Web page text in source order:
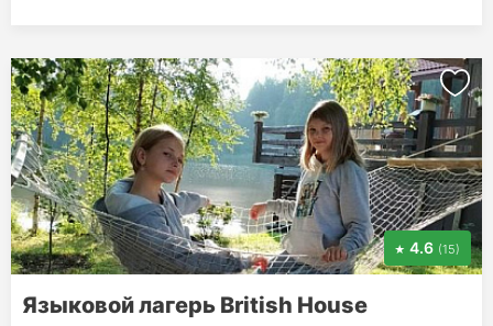
4.6 (15)
Языковой лагерь British House